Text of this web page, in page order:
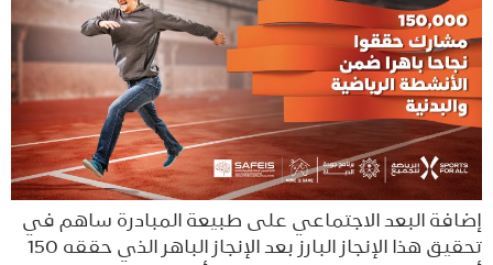
إضافة البعد الاجتماعي على طبيعة المبادرة ساهم في
تحقيق هذا الإنجاز البارز بعد الإنجاز الباهر الذي حققه 150